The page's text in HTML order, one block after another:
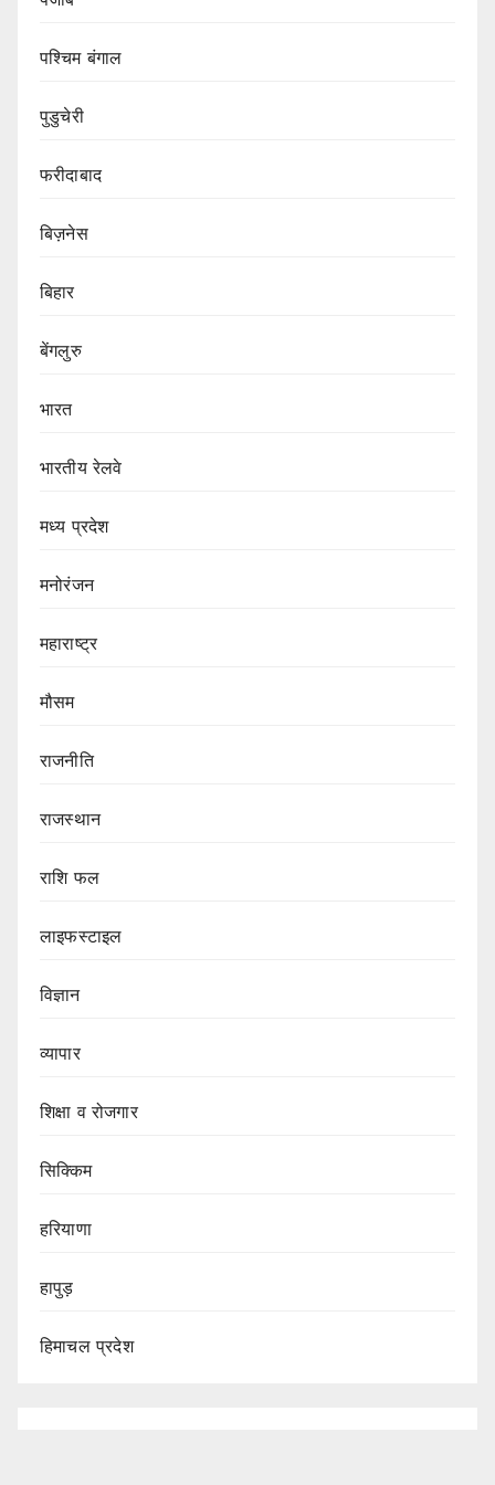
पश्चिम बंगाल
पुडुचेरी
फरीदाबाद
बिज़नेस
बिहार
बेंगलुरु
भारत
भारतीय रेलवे
मध्य प्रदेश
मनोरंजन
महाराष्ट्र
मौसम
राजनीति
राजस्थान
राशि फल
लाइफस्टाइल
विज्ञान
व्यापार
शिक्षा व रोजगार
सिक्किम
हरियाणा
हापुड़
हिमाचल प्रदेश